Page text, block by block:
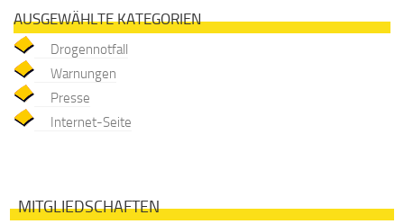
AUSGEWÄHLTE KATEGORIEN
Drogennotfall
Warnungen
Presse
Internet-Seite
MITGLIEDSCHAFTEN